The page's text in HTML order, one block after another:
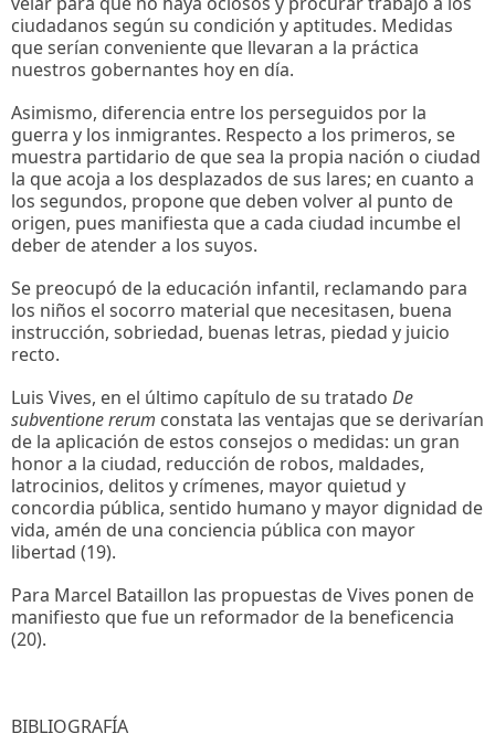
ciudadanos según su condición y aptitudes. Medidas
que serían conveniente que llevaran a la práctica
nuestros gobernantes hoy en día.
Asimismo, diferencia entre los perseguidos por la
guerra y los inmigrantes. Respecto a los primeros, se
muestra partidario de que sea la propia nación o ciudad
la que acoja a los desplazados de sus lares; en cuanto a
los segundos, propone que deben volver al punto de
origen, pues manifiesta que a cada ciudad incumbe el
deber de atender a los suyos.
Se preocupó de la educación infantil, reclamando para
los niños el socorro material que necesitasen, buena
instrucción, sobriedad, buenas letras, piedad y juicio
recto.
Luis Vives, en el último capítulo de su tratado De
subventione rerum constata las ventajas que se derivarían
de la aplicación de estos consejos o medidas: un gran
honor a la ciudad, reducción de robos, maldades,
latrocinios, delitos y crímenes, mayor quietud y
concordia pública, sentido humano y mayor dignidad de
vida, amén de una conciencia pública con mayor
libertad (19).
Para Marcel Bataillon las propuestas de Vives ponen de
manifiesto que fue un reformador de la beneficencia
(20).
BIBLIOGRAFÍA